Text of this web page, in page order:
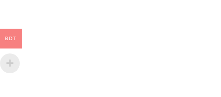
BDT